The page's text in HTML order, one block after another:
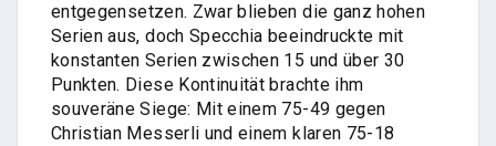
entgegensetzen. Zwar blieben die ganz hohen
Serien aus, doch Specchia beeindruckte mit
konstanten Serien zwischen 15 und über 30
Punkten. Diese Kontinuität brachte ihm
souveräne Siege: Mit einem 75-49 gegen
Christian Messerli und einem klaren 75-18